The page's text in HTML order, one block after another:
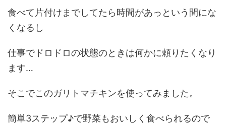
食べて片付けまでしてたら時間があっという間にな
くなるし
仕事でドロドロの状態のときは何かに頼りたくなり
ます…
そこでこのガリトマチキンを使ってみました。
簡単3ステップ♪で野菜もおいしく食べられるので